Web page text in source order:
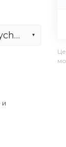
Термоусаживаемый набор Raychem CCE-04-CT
и